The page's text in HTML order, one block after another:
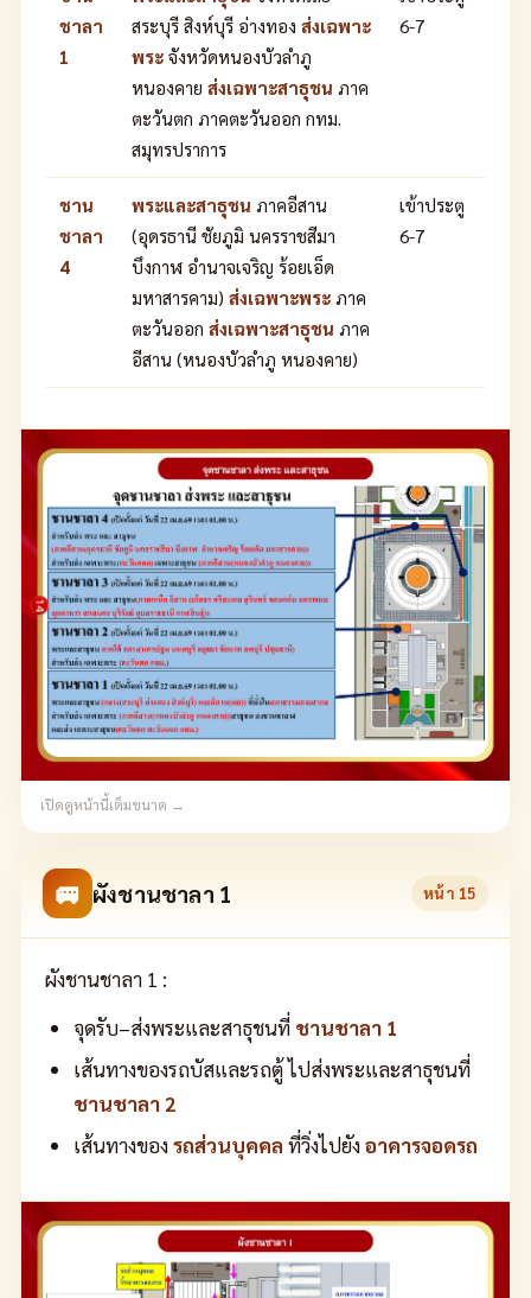
ชาลา
1
สระบุรี สิงห์บุรี อ่างทอง ส่งเฉพาะ
พระ จังหวัดหนองบัวลำภู
หนองคาย ส่งเฉพาะสาธุชน ภาค
ตะวันตก ภาคตะวันออก กทม.
สมุทรปราการ
6-7
ชาน
ชาลา
4
พระและสาธุชน ภาคอีสาน
(อุดรธานี ชัยภูมิ นครราชสีมา
บึงกาฬ อำนาจเจริญ ร้อยเอ็ด
มหาสารคาม) ส่งเฉพาะพระ ภาค
ตะวันออก ส่งเฉพาะสาธุชน ภาค
อีสาน (หนองบัวลำภู หนองคาย)
เข้าประตู
6-7
เปิดดูหน้านี้เต็มขนาด →
🚐 ผังชานชาลา 1 หน้า 15
ผังชานชาลา 1 :
จุดรับ–ส่งพระและสาธุชนที่ ชานชาลา 1
เส้นทางของรถบัสและรถตู้ ไปส่งพระและสาธุชนที่
ชานชาลา 2
เส้นทางของรถส่วนบุคคล ที่วิ่งไปยังอาคารจอดรถ